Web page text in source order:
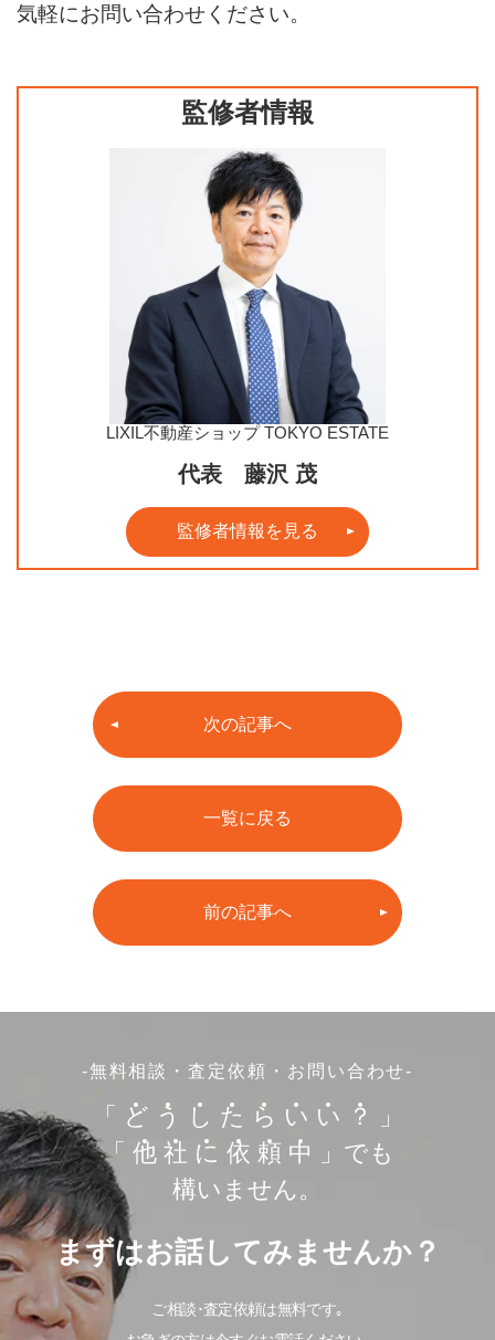
気軽にお問い合わせください。
監修者情報
LIXIL不動産ショップ TOKYO ESTATE
代表 藤沢 茂
監修者情報を見る
次の記事へ
一覧に戻る
前の記事へ
-無料相談・査定依頼・お問い合わせ-
「 ど う し た ら い い ？
」
「 他 社 に 依 頼 中 」でも
構いません。
まずはお話してみませんか？
ご相談･査定依頼は無料です｡